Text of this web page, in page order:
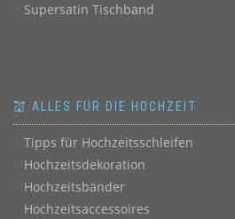
Supersatin Tischband
💒 ALLES FÜR DIE HOCHZEIT
Tipps für Hochzeitsschleifen
Hochzeitsdekoration
Hochzeitsbänder
Hochzeitsaccessoires